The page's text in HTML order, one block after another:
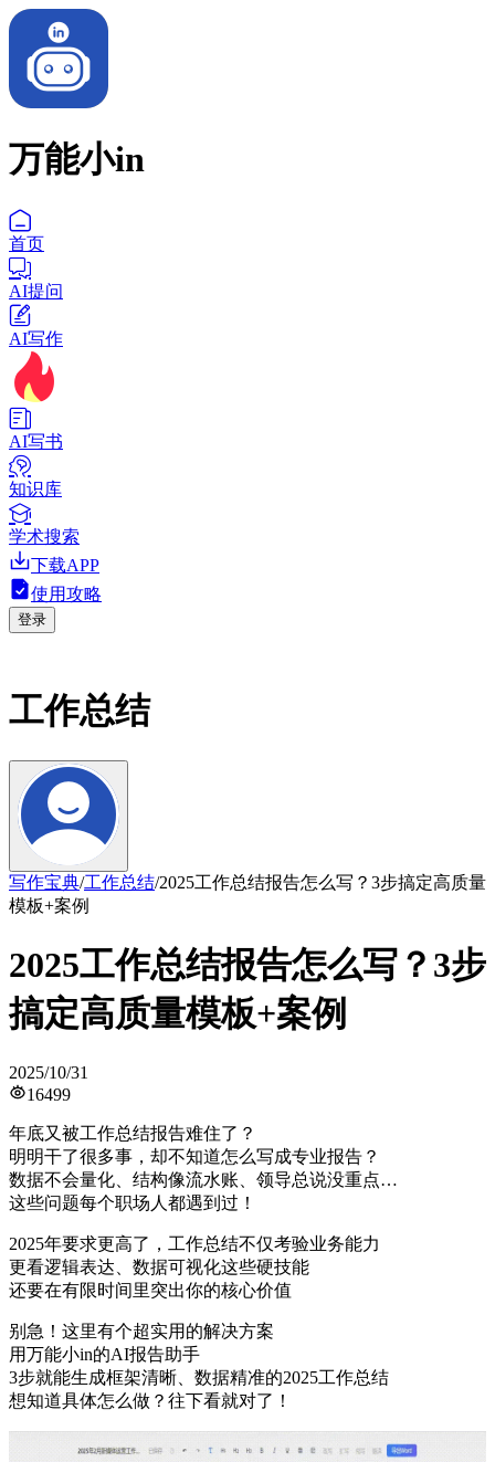
万能小in
首页
AI提问
AI写作
AI写书
知识库
学术搜索
下载APP
使用攻略
登录
工作总结
写作宝典/工作总结/2025工作总结报告怎么写？3步搞定高质量
模板+案例
2025工作总结报告怎么写？3步
搞定高质量模板+案例
2025/10/31
16499
年底又被工作总结报告难住了？
明明干了很多事，却不知道怎么写成专业报告？
数据不会量化、结构像流水账、领导总说没重点…
这些问题每个职场人都遇到过！
2025年要求更高了，工作总结不仅考验业务能力
更看逻辑表达、数据可视化这些硬技能
还要在有限时间里突出你的核心价值
别急！这里有个超实用的解决方案
用万能小in的AI报告助手
3步就能生成框架清晰、数据精准的2025工作总结
想知道具体怎么做？往下看就对了！